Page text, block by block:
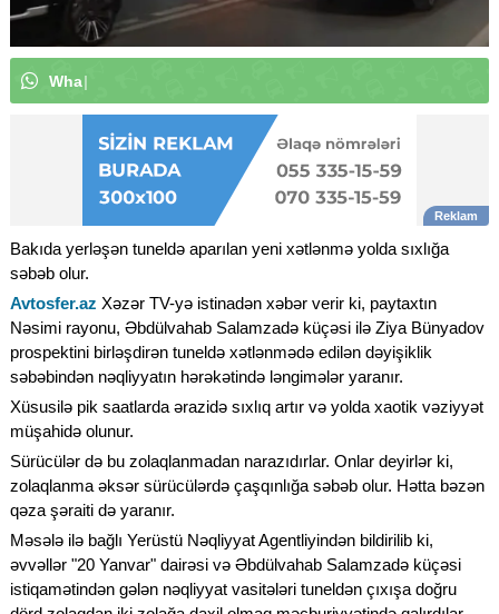
What
Bakıda yerləşən tuneldə aparılan yeni xətlənmə yolda sıxlığa
səbəb olur.
Avtosfer.az Xəzər TV-yə istinadən xəbər verir ki, paytaxtın
Nəsimi rayonu, Əbdülvahab Salamzadə küçəsi ilə Ziya Bünyadov
prospektini birləşdirən tuneldə xətlənmədə edilən dəyişiklik
səbəbindən nəqliyyatın hərəkətində ləngimələr yaranır.
Xüsusilə pik saatlarda ərazidə sıxlıq artır və yolda xaotik vəziyyət
müşahidə olunur.
Sürücülər də bu zolaqlanmadan narazıdırlar. Onlar deyirlər ki,
zolaqlanma əksər sürücülərdə çaşqınlığa səbəb olur. Hətta bəzən
qəza şəraiti də yaranır.
Məsələ ilə bağlı Yerüstü Nəqliyyat Agentliyindən bildirilib ki,
əvvəllər "20 Yanvar" dairəsi və Əbdülvahab Salamzadə küçəsi
istiqamətindən gələn nəqliyyat vasitələri tuneldən çıxışa doğru